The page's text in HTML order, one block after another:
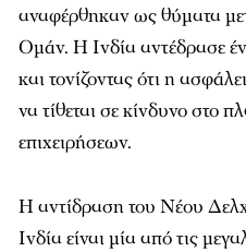
αναφέρθηκαν ως θύματα
Ομάν. Η Ινδία αντέδρασε
και τονίζοντας ότι η
να τίθεται σε κίνδυνο στο
επιχειρήσεων.
Η αντίδραση του Νέου
Ινδία είναι μία από τις